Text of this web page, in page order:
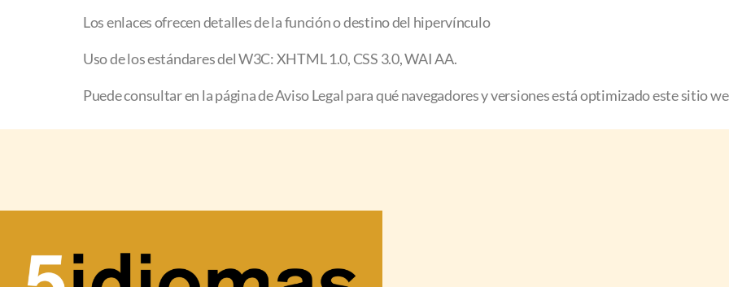
Los enlaces ofrecen detalles de la función o destino del hipervínculo
Uso de los estándares del W3C: XHTML 1.0, CSS 3.0, WAI AA.
Puede consultar en la página de Aviso Legal para qué navegadores y versiones está optimizado este sitio